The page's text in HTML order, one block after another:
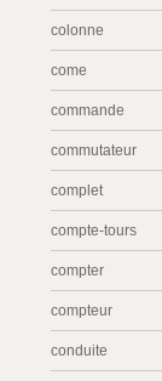
colonne
come
commande
commutateur
complet
compte-tours
compter
compteur
conduite